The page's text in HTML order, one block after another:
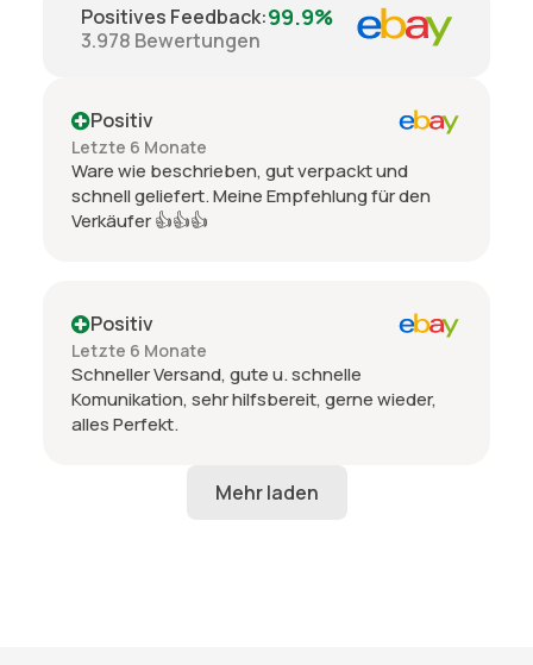
Positives Feedback:99.9%
3.978 Bewertungen
Positiv
Letzte 6 Monate
Ware wie beschrieben, gut verpackt und
schnell geliefert. Meine Empfehlung für den
Verkäufer 👍👍👍
Positiv
Letzte 6 Monate
Schneller Versand, gute u. schnelle
Komunikation, sehr hilfsbereit, gerne wieder,
alles Perfekt.